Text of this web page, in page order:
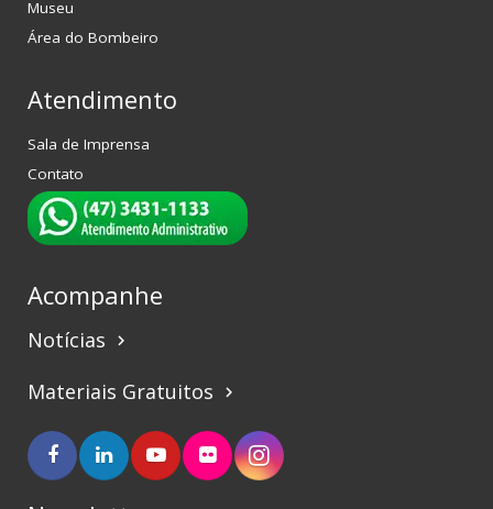
Museu
Área do Bombeiro
Atendimento
Sala de Imprensa
Contato
Acompanhe
Notícias keyboard_arrow_right
Materiais Gratuitos keyboard_arrow_right